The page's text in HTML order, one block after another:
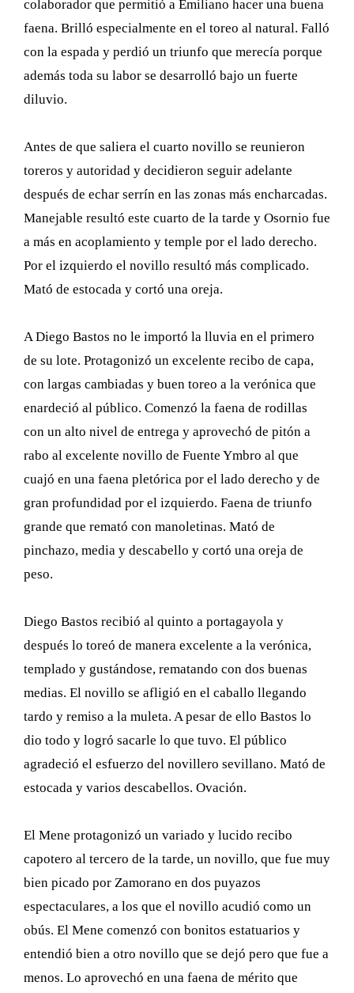
colaborador que permitió a Emiliano hacer una buena
faena. Brilló especialmente en el toreo al natural. Falló
con la espada y perdió un triunfo que merecía porque
además toda su labor se desarrolló bajo un fuerte
diluvio.
Antes de que saliera el cuarto novillo se reunieron
toreros y autoridad y decidieron seguir adelante
después de echar serrín en las zonas más encharcadas.
Manejable resultó este cuarto de la tarde y Osornio fue
a más en acoplamiento y temple por el lado derecho.
Por el izquierdo el novillo resultó más complicado.
Mató de estocada y cortó una oreja.
A Diego Bastos no le importó la lluvia en el primero
de su lote. Protagonizó un excelente recibo de capa,
con largas cambiadas y buen toreo a la verónica que
enardeció al público. Comenzó la faena de rodillas
con un alto nivel de entrega y aprovechó de pitón a
rabo al excelente novillo de Fuente Ymbro al que
cuajó en una faena pletórica por el lado derecho y de
gran profundidad por el izquierdo. Faena de triunfo
grande que remató con manoletinas. Mató de
pinchazo, media y descabello y cortó una oreja de
peso.
Diego Bastos recibió al quinto a portagayola y
después lo toreó de manera excelente a la verónica,
templado y gustándose, rematando con dos buenas
medias. El novillo se afligió en el caballo llegando
tardo y remiso a la muleta. A pesar de ello Bastos lo
dio todo y logró sacarle lo que tuvo. El público
agradeció el esfuerzo del novillero sevillano. Mató de
estocada y varios descabellos. Ovación.
El Mene protagonizó un variado y lucido recibo
capotero al tercero de la tarde, un novillo, que fue muy
bien picado por Zamorano en dos puyazos
espectaculares, a los que el novillo acudió como un
obús. El Mene comenzó con bonitos estatuarios y
entendió bien a otro novillo que se dejó pero que fue a
menos. Lo aprovechó en una faena de mérito que